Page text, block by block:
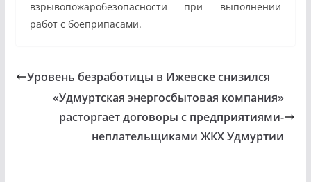
взрывопожаробезопасности при выполнении
работ с боеприпасами.
Уровень безработицы в Ижевске снизился
«Удмуртская энергосбытовая компания»
расторгает договоры с предприятиями-
неплательщиками ЖКХ Удмуртии